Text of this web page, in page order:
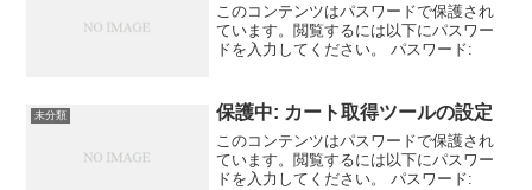
このコンテンツはパスワードで保護され
ています。閲覧するには以下にパスワー
ドを入力してください。 パスワード:
未分類 保護中: カート取得ツールの設定
このコンテンツはパスワードで保護され
ています。閲覧するには以下にパスワー
ドを入力してください。 パスワード: